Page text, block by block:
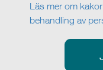
Läs mer om
behandling av